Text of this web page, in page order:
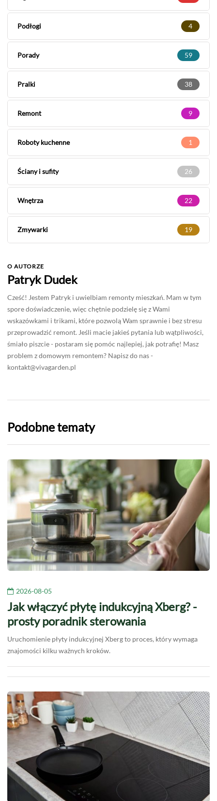
Podłogi 4
Porady 59
Pralki 38
Remont 9
Roboty kuchenne 1
Ściany i sufity 26
Wnętrza 22
Zmywarki 19
O AUTORZE
Patryk Dudek
Cześć! Jestem Patryk i uwielbiam remonty mieszkań. Mam w tym
spore doświadczenie, więc chętnie podzielę się z Wami
wskazówkami i trikami, które pozwolą Wam sprawnie i bez stresu
przeprowadzić remont. Jeśli macie jakieś pytania lub wątpliwości,
śmiało piszcie - postaram się pomóc najlepiej, jak potrafię! Masz
problem z domowym remontem? Napisz do nas -
kontakt@vivagarden.pl
Podobne tematy
2026-08-05
Jak włączyć płytę indukcyjną Xberg? -
prosty poradnik sterowania
Uruchomienie płyty indukcyjnej Xberg to proces, który wymaga
znajomości kilku ważnych kroków.